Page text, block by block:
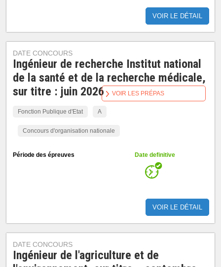
VOIR LE DÉTAIL
DATE CONCOURS
Ingénieur de recherche Institut national
de la santé et de la recherche médicale,
sur titre : juin 2026
Fonction Publique d'Etat A
Concours d'organisation nationale
Période des épreuves Date definitive
VOIR LE DÉTAIL
VOIR LES PRÉPAS
DATE CONCOURS
Ingénieur de l'agriculture et de